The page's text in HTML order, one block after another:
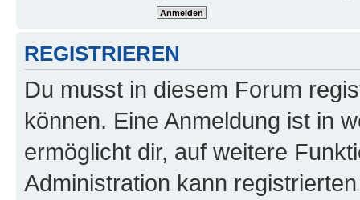
REGISTRIEREN
Du musst in diesem Forum
können. Eine Anmeldung ist in
ermöglicht dir, auf weitere
Administration kann